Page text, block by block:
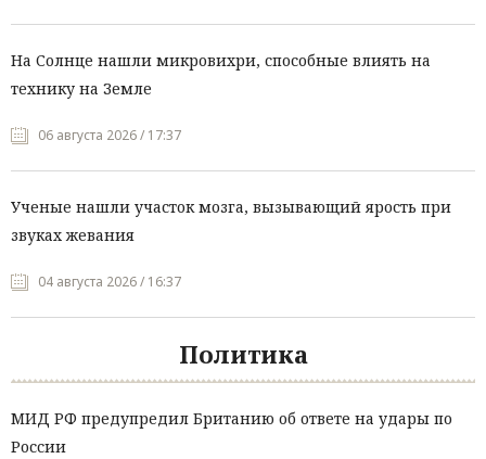
На Солнце нашли микровихри, способные влиять на
технику на Земле
06 августа 2026 / 17:37
Ученые нашли участок мозга, вызывающий ярость при
звуках жевания
04 августа 2026 / 16:37
Политика
МИД РФ предупредил Британию об ответе на удары по
России